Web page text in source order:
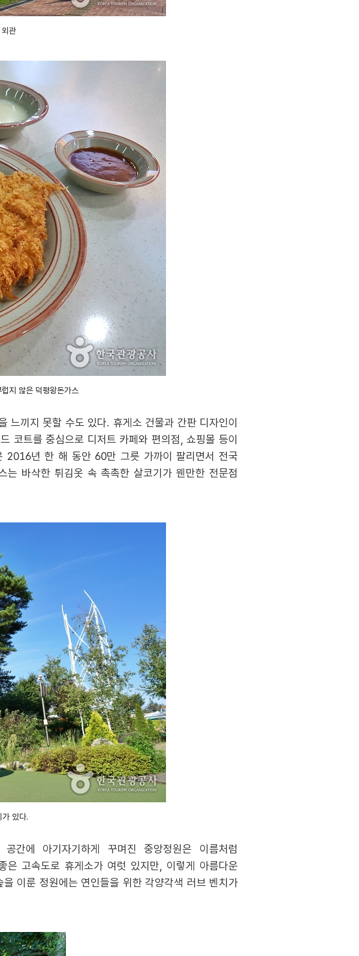
외관
지 않은 덕평왕돈가스
느끼지 못할 수도 있다. 휴게소 건물과 간판 디자인이
코트를 중심으로 디저트 카페와 편의점, 쇼핑몰 등이
2016년 한 해 동안 60만 그릇 가까이 팔리면서 전국
는 바삭한 튀김옷 속 촉촉한 살코기가 웬만한 전문점
있다.
간에 아기자기하게 꾸며진 중앙정원은 이름처럼
고속도로 휴게소가 여럿 있지만, 이렇게 아름다운
이룬 정원에는 연인들을 위한 각양각색 러브 벤치가